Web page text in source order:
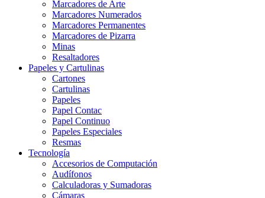
Marcadores de Arte
Marcadores Numerados
Marcadores Permanentes
Marcadores de Pizarra
Minas
Resaltadores
Papeles y Cartulinas
Cartones
Cartulinas
Papeles
Papel Contac
Papel Continuo
Papeles Especiales
Resmas
Tecnología
Accesorios de Computación
Audífonos
Calculadoras y Sumadoras
Cámaras